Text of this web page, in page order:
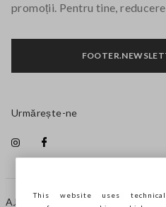
AJUTOR
promoții. Pentru tine,
Urmărește-ne
This website uses